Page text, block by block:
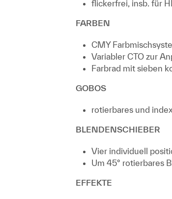
flickerfrei, insb. für
FARBEN
CMY
Variabler CTO zur
Farbrad mit sieben
GOBOS
rotierbares und
BLENDENSCHIEBER
Vier individuell
Um 45° rotierbares
EFFEKTE